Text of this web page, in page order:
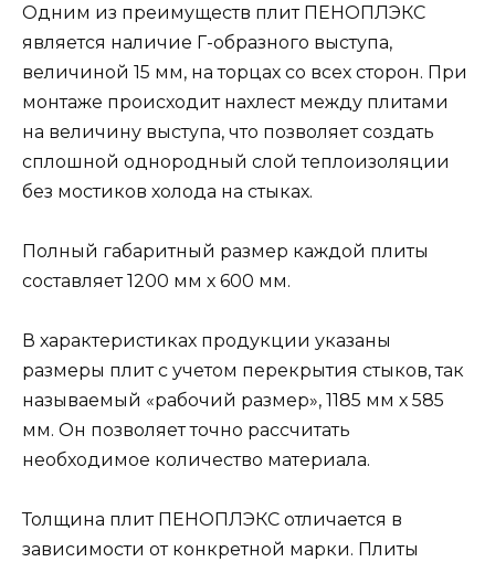
Одним из преимуществ плит ПЕНОПЛЭКС
является наличие Г-образного выступа,
величиной 15 мм, на торцах со всех сторон. При
монтаже происходит нахлест между плитами
на величину выступа, что позволяет создать
сплошной однородный слой теплоизоляции
без мостиков холода на стыках.
Полный габаритный размер каждой плиты
составляет 1200 мм х 600 мм.
В характеристиках продукции указаны
размеры плит с учетом перекрытия стыков, так
называемый «рабочий размер», 1185 мм х 585
мм. Он позволяет точно рассчитать
необходимое количество материала.
Толщина плит ПЕНОПЛЭКС отличается в
зависимости от конкретной марки. Плиты